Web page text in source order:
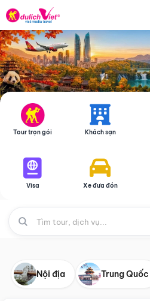
Tour trọn gói Khách sạn
Visa Xe đưa đón
Nội địa Trung Quốc